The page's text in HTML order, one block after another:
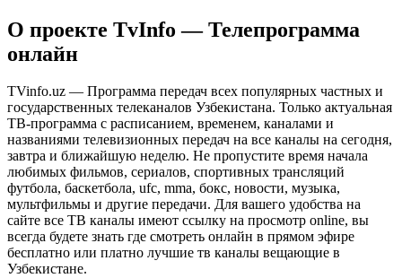
О проекте TvInfo — Телепрограмма
онлайн
TVinfo.uz — Программа передач всех популярных частных и
государственных телеканалов Узбекистана. Только актуальная
ТВ-программа с расписанием, временем, каналами и
названиями телевизионных передач на все каналы на сегодня,
завтра и ближайшую неделю. Не пропустите время начала
любимых фильмов, сериалов, спортивных трансляций
футбола, баскетбола, ufc, mma, бокс, новости, музыка,
мультфильмы и другие передачи. Для вашего удобства на
сайте все ТВ каналы имеют ссылку на просмотр online, вы
всегда будете знать где смотреть онлайн в прямом эфире
бесплатно или платно лучшие тв каналы вещающие в
Узбекистане.